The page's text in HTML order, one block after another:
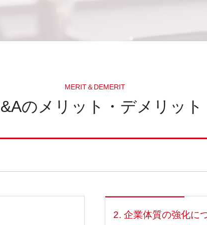
MERIT＆DEMERIT
のメリット・デメリット
2. 企業体質の強化に